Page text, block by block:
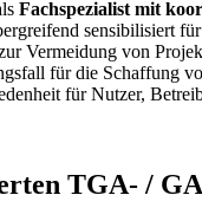
Fachspezialist mit
sensibilisiert
Vermeidung von
für die Schaffung
für Nutzer,
TGA- /